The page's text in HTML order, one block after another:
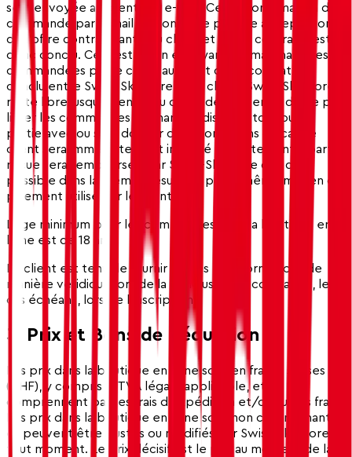
sera envoyée au client par e-mail. Cette confirmation de
commande par e-mail ne constitue pas une acceptation
de l'offre contraignante du client et aucun contrat n'est
donc conclu. Ce n'est qu'en envoyant les marchandises
commandées par le client au client qu'un contrat est
conclu entre Swiss-Ski Store et le client. Swiss-Ski Store
reste libre jusqu'à l'envoi au client de rejeter ou de ne pas
livrer les commandes de marchandises en tout ou en
partie avec ou sans donner de raisons. Dans ce cas, le
client sera immédiatement informé et toute contrepartie
reçue sera remboursée par Swiss-Ski Store dès que
possible dans la même mesure et par le même moyen de
paiement utilisé par le client.
L'âge minimum pour les commandes dans la boutique en
ligne est de 18 ans.
Le client est tenu de fournir toutes les informations de
manière véridique lors de la conclusion du contrat et, le
cas échéant, lors de l'inscription.
3. Prix et Bons de Réduction
Les prix dans la boutique en ligne sont en francs suisses
(CHF), y compris la TVA légale applicable, et ne
comprennent pas les frais d'expédition et/ou autres frais.
Les prix dans la boutique en ligne sont non contraignants
et peuvent être ajustés ou modifiés par Swiss-Ski Store à
tout moment. Le prix décisif est le prix au moment de la